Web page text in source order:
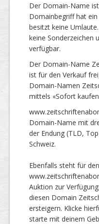
Der Domain-Name
Domainbegriff hat
besitzt keine
keine Sonderzeichen
verfügbar.
Der Domain-Name
ist für den Verkauf
Domain-Namen
mittels «Sofort
Domain-Name mit
der Endung (TLD,
Schweiz.
Ebenfalls steht für
Auktion zur
diesen Domain
ersteigern. Klicke
starte mit deinem